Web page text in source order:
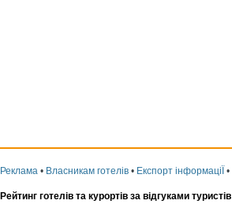
Реклама • Власникам готелів • Експорт інформаціЇ •
Рейтинг готелів та курортів за відгуками туристів